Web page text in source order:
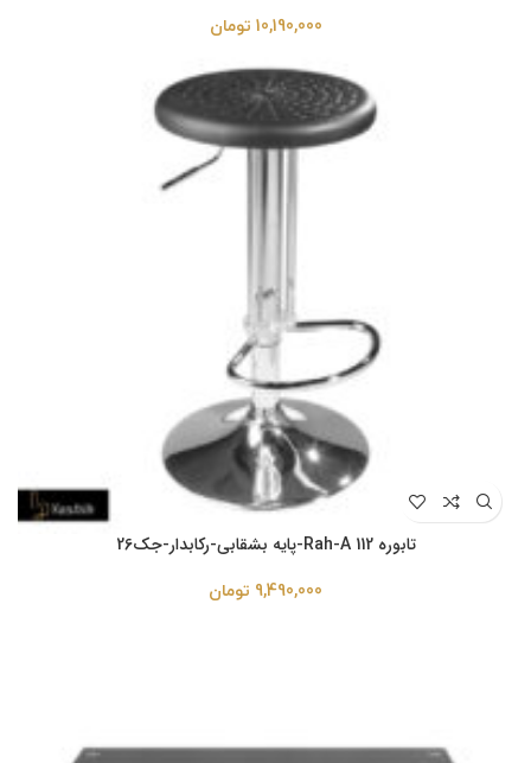
10,190,000 تومان
تابوره Rah-A 112-پایه بشقابی-رکابدار-جک26
9,490,000 تومان